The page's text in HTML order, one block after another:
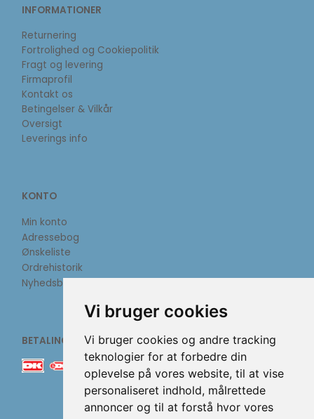
Vi bruger cookies
Vi bruger cookies og andre tracking
teknologier for at forbedre din
oplevelse på vores website, til at vise
personaliseret indhold, målrettede
annoncer og til at forstå hvor vores
INFORMATIONER
Returnering
Fortrolighed og Cookiepolitik
Fragt og levering
Firmaprofil
Kontakt os
Betingelser & Vilkår
Oversigt
Leverings info
KONTO
Min konto
Adressebog
Ønskeliste
Ordrehistorik
Nyhedsbrev
BETALINGSMETODER